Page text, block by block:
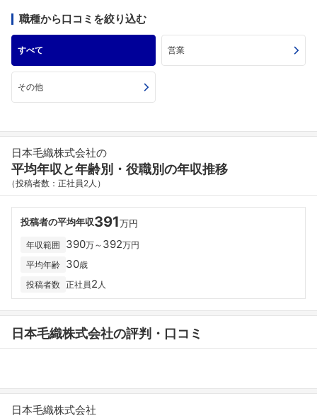
職種から口コミを絞り込む
すべて 営業
その他
日本毛織株式会社の
平均年収と年齢別・役職別の年収推移
（投稿者数：正社員2人）
投稿者の平均年収391万円
年収範囲 390万～ 392万円
平均年齢 30歳
投稿者数 正社員2 人
日本毛織株式会社の評判・口コミ
日本毛織株式会社